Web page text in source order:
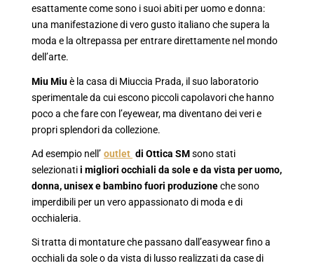
esattamente come sono i suoi abiti per uomo e donna:
una manifestazione di vero gusto italiano che supera la
moda e la oltrepassa per entrare direttamente nel mondo
dell’arte.
Miu Miuè la casa di Miuccia Prada, il suo laboratorio
sperimentale da cui escono piccoli capolavori che hanno
poco a che fare con l’eyewear, ma diventano dei veri e
propri splendori da collezione.
Ad esempio nell’ outlet di Ottica SMsono stati
selezionatii migliori occhiali da sole e da vista per uomo,
donna, unisex e bambino fuori produzioneche sono
imperdibili per un vero appassionato di moda e di
occhialeria.
Si tratta di montature che passano dall’easywear fino a
occhiali da sole o da vista di lusso realizzati da case di